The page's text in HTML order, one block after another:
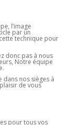
l’image
par un
technique pour
donc pas à nous
Notre équipe
dans nos sièges à
de vous
pour tous vos